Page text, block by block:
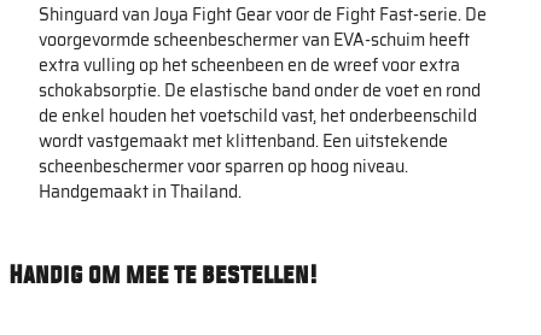
Shinguard van Joya Fight Gear voor de Fight Fast-serie. De
voorgevormde scheenbeschermer van EVA-schuim heeft
extra vulling op het scheenbeen en de wreef voor extra
schokabsorptie. De elastische band onder de voet en rond
de enkel houden het voetschild vast, het onderbeenschild
wordt vastgemaakt met klittenband. Een uitstekende
scheenbeschermer voor sparren op hoog niveau.
Handgemaakt in Thailand.
Handig om mee te bestellen!